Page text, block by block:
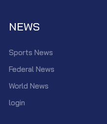
NEWS
Sports News
Federal News
World News
login